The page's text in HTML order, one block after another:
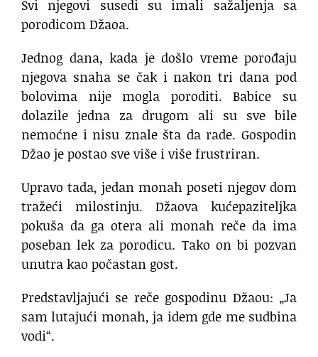
Svi njegovi susedi su imali sažaljenja sa
porodicom Džaoa.
Jednog dana, kada je došlo vreme porođaju
njegova snaha se čak i nakon tri dana pod
bolovima nije mogla poroditi. Babice su
dolazile jedna za drugom ali su sve bile
nemoćne i nisu znale šta da rade. Gospodin
Džao je postao sve više i više frustriran.
Upravo tada, jedan monah poseti njegov dom
tražeći milostinju. Džaova kućepaziteljka
pokuša da ga otera ali monah reče da ima
poseban lek za porodicu. Tako on bi pozvan
unutra kao počastan gost.
Predstavljajući se reče gospodinu Džaou: „Ja
sam lutajući monah, ja idem gde me sudbina
vodi“.